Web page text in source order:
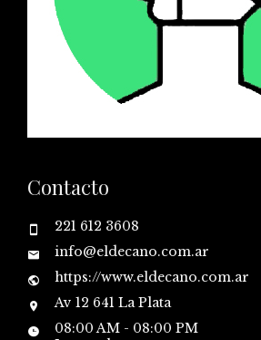
Contacto
221 612 3608
info@eldecano.com.ar
https://www.eldecano.com.ar
Av 12 641 La Plata
08:00 AM - 08:00 PM